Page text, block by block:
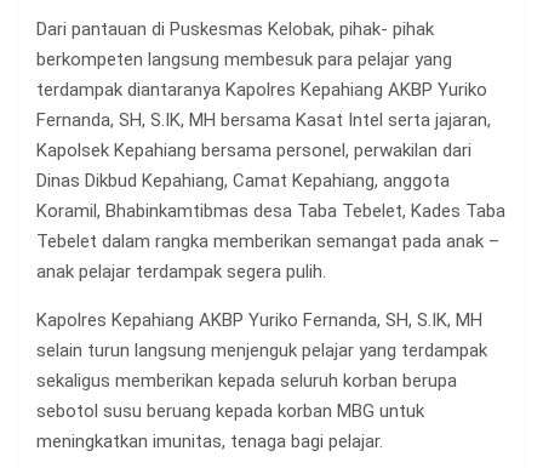
Dari pantauan di Puskesmas Kelobak, pihak- pihak
berkompeten langsung membesuk para pelajar yang
terdampak diantaranya Kapolres Kepahiang AKBP Yuriko
Fernanda, SH, S.IK, MH bersama Kasat Intel serta jajaran,
Kapolsek Kepahiang bersama personel, perwakilan dari
Dinas Dikbud Kepahiang, Camat Kepahiang, anggota
Koramil, Bhabinkamtibmas desa Taba Tebelet, Kades Taba
Tebelet dalam rangka memberikan semangat pada anak –
anak pelajar terdampak segera pulih.
Kapolres Kepahiang AKBP Yuriko Fernanda, SH, S.IK, MH
selain turun langsung menjenguk pelajar yang terdampak
sekaligus memberikan kepada seluruh korban berupa
sebotol susu beruang kepada korban MBG untuk
meningkatkan imunitas, tenaga bagi pelajar.